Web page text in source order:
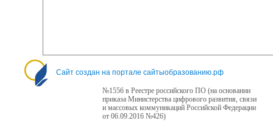
Сайт создан на портале сайтыобразованию.рф
№1556 в Реестре российского ПО (на основании
приказа Министерства цифрового развития, связи
и массовых коммуникаций Российской Федерации
от 06.09.2016 №426)